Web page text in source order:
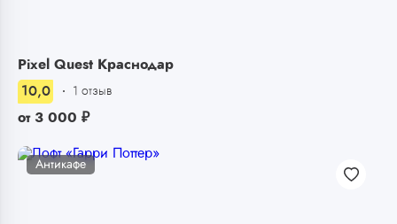
Pixel Quest Краснодар
10,0
1 отзыв
от 3 000 ₽
Антикафе